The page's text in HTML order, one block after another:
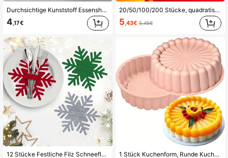
Durchsichtige Kunststoff Essenshaube für Tabletts: Geeignet für A+B Größe Tabletts mit Abmessungen unter 70cm/27.6in
4 ,17€
12 Stücke Festliche Filz Schneeflocken Besteckhalter - Polyester Nicht-Gewebe, Nur Handwäsche, ideal für Feiertags-Tischdekoration, Weihnachtsdekoration (6/12 Stücke)
20/50/100/200 Stücke, quadratische Einweg-Heißluftfritteusen-Auskleidungen (6,3 Zoll/8 Zoll), Papier-Heißluftfritteusen-Auskleidungs-Töpfe, Papier-Korb-Schüsseln, Backbleche, Ofenzubehör, Backwerkzeuge, Küchenhelfer, Küchenzubehör
5 ,43€ 5,45€
1 Stück Kuchenform, Runde Kuchenform, Antihaft Silikon Kuchenbackform, Backform Für Hochzeit Geburtstagsfeier Und Alltagsbacken. Multifunktional & Haushalts Kuchenform, Diy Backwerkzeug, Küchenutensilien Und Küchenhelfer